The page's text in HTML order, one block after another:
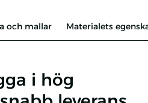
och mallar Materialets
i hög